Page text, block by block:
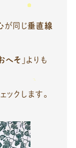
が同じ垂直線
へそ 」よりも
ックします。